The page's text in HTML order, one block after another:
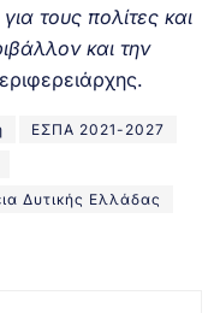
τους πολίτες και
και την
ΕΣΠΑ 2021-2027
Δυτικής Ελλάδας